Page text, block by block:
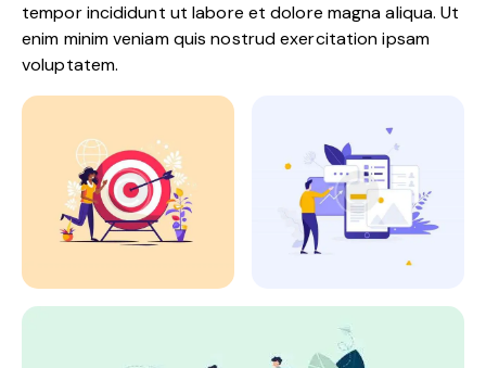
tempor incididunt ut labore et dolore magna aliqua. Ut
enim minim veniam quis nostrud exercitation ipsam
voluptatem.